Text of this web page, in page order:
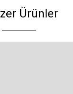
Ürünler